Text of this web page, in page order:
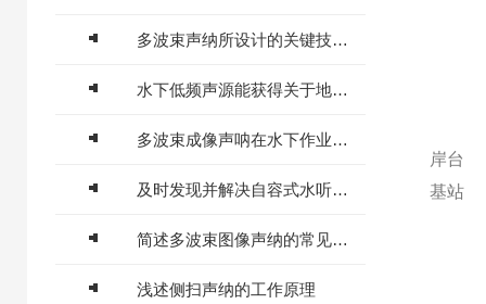
多波束声纳所设计的关键技术介绍
水下低频声源能获得关于地球内部结构的新见解
多波束成像声呐在水下作业的应用
及时发现并解决自容式水听器可能出现的故障非常重要
简述多波束图像声纳的常见故障相应解决方法
浅述侧扫声纳的工作原理
岸台
基站